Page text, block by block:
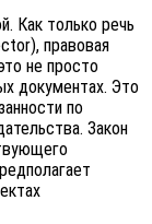
Как только речь
правовая
не просто
документах. Это
по
Закон